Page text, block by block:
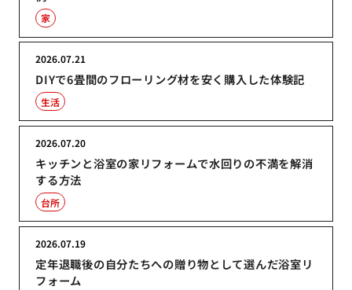
家
DIYで6畳間のフローリング材を安く購入した体験記
2026.07.21
生活
キッチンと浴室の家リフォームで水回りの不満を解消
する方法
2026.07.20
台所
定年退職後の自分たちへの贈り物として選んだ浴室リ
フォーム
2026.07.19